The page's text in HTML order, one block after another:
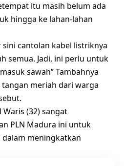
itu masih belum ada
hingga ke lahan-lahan
sini cantolan kabel listriknya
semua. Jadi, ini perlu untuk
sawah” Tambahnya
meriah dari warga
Waris (32) sangat
PLN Madura ini untuk
meningkatkan